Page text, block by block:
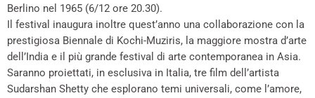
Berlino nel 1965 (6/12 ore 20.30).
Il festival inaugura inoltre quest’anno una collaborazione con la
prestigiosa Biennale di Kochi-Muziris, la maggiore mostra d’arte
dell’India e il più grande festival di arte contemporanea in Asia.
Saranno proiettati, in esclusiva in Italia, tre film dell’artista
Sudarshan Shetty che esplorano temi universali, come l’amore,